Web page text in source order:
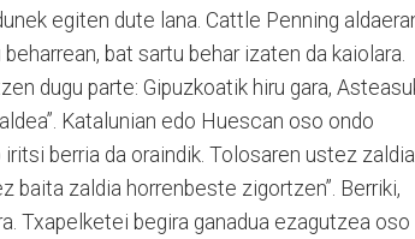
egiten dute lana. Cattle Penning
bat sartu behar izaten da kaiolara.
dugu parte: Gipuzkoatik hiru gara,
Katalunian edo Huescan oso ondo
berria da oraindik. Tolosaren ustez
baita zaldia horrenbeste zigortzen”. Berriki,
Txapelketei begira ganadua ezagutzea oso